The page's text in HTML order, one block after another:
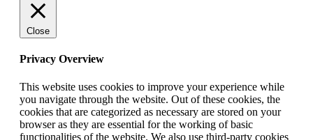
Close
Privacy Overview
This website uses cookies to improve your experience while
you navigate through the website. Out of these cookies, the
cookies that are categorized as necessary are stored on your
browser as they are essential for the working of basic
functionalities of the website. We also use third-party cookies